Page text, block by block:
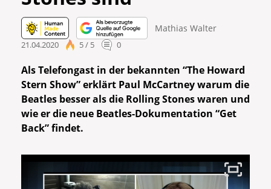
Mathias Walter
21.04.2020 5 / 5 0
Als Telefongast in der bekannten “The Howard
Stern Show” erklärt Paul McCartney warum die
Beatles besser als die Rolling Stones waren und
wie er die neue Beatles-Dokumentation “Get
Back” findet.